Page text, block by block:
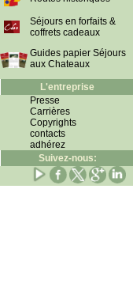
Séjours en forfaits &
coffrets cadeaux
Guides papier Séjours
aux Chateaux
L'entreprise
Presse
Carrières
Copyrights
contacts
adhérez
Suivez-nous: